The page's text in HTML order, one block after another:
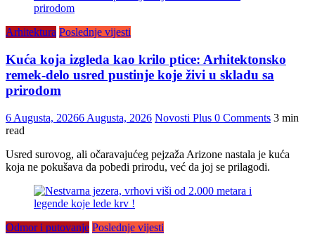
Arhitektura Poslednje vijesti
Kuća koja izgleda kao krilo ptice: Arhitektonsko
remek-delo usred pustinje koje živi u skladu sa
prirodom
6 Augusta, 20266 Augusta, 2026 Novosti Plus 0 Comments 3 min
read
Usred surovog, ali očaravajućeg pejzaža Arizone nastala je kuća
koja ne pokušava da pobedi prirodu, već da joj se prilagodi.
Odmor i putovanje Poslednje vijesti